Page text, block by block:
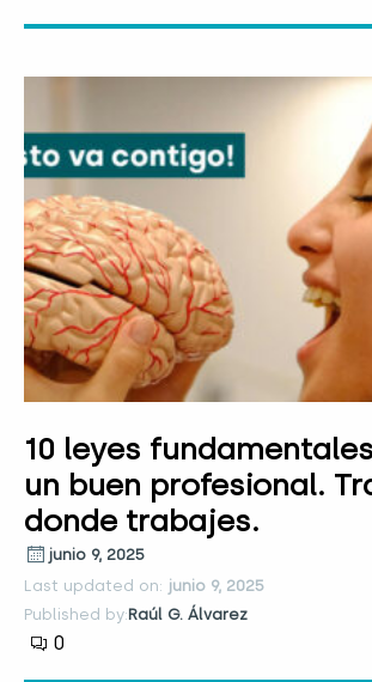
10 leyes
un buen profesional.
donde trabajes.
junio 9, 2025
Last updated on: junio 9, 2025
Published by:Raúl G. Álvarez
0